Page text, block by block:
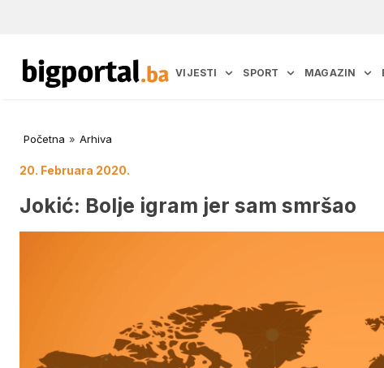
VIJESTI SPORT MAGAZIN
Početna » Arhiva
20. Februara 2020.
Jokić: Bolje igram jer sam smršao